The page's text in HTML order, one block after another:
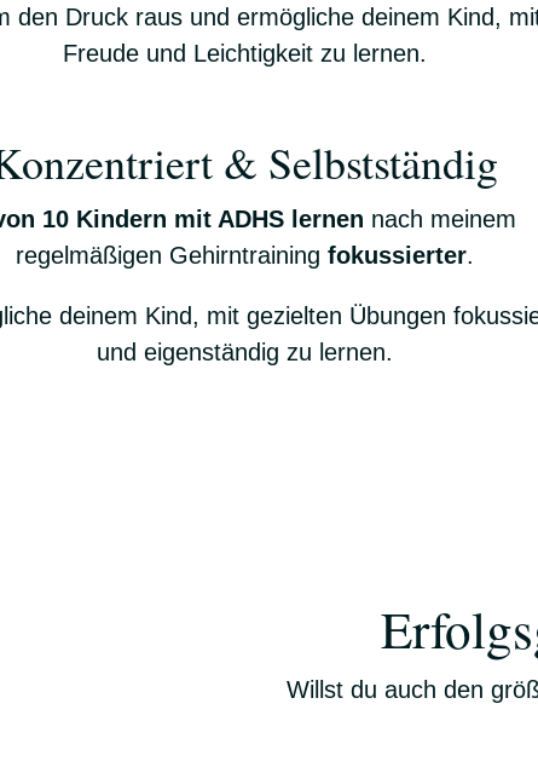
den Druck raus und ermögliche deinem Kind,
Freude und Leichtigkeit zu lernen.
& Selbstständig
10 Kindern mit ADHS lernen nach meinem
regelmäßigen Gehirntraining fokussierter.
deinem Kind, mit gezielten Übungen
und eigenständig zu lernen.
Willst du auch den